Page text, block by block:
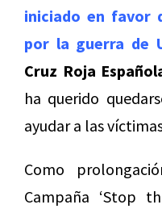
iniciado en favor
por la guerra de
Cruz Roja
ha querido
ayudar a las
Como
Campaña ‘Stop